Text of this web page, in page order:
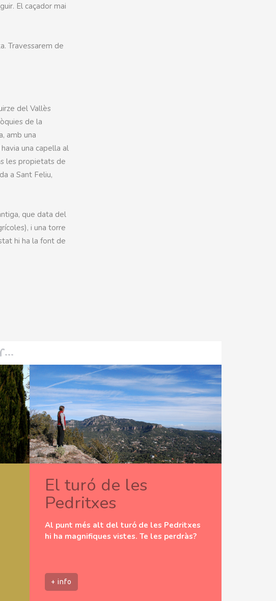
El caçador mai
Travessarem de
del Vallès
de la
amb una
una capella al
les propietats de
a Sant Feliu,
que data del
i una torre
hi ha la font de
El turó de les
Pedritxes
Al punt més alt del turó de les Pedritxes
hi ha magnifiques vistes. Te les perdràs?
+ info